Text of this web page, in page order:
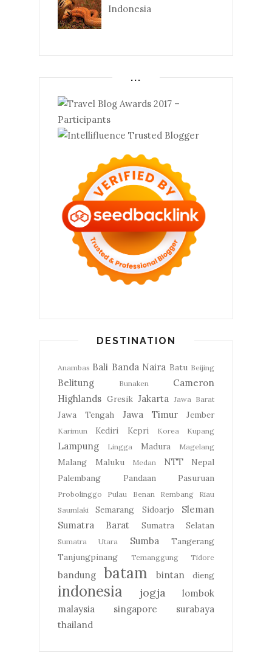
Indonesia
...
DESTINATION
Anambas Bali Banda Naira Batu Beijing
Belitung Bunaken
Cameron
Highlands Gresik Jakarta Jawa Barat
Jawa Tengah Jawa Timur Jember
Karimun Kediri Kepri Korea Kupang
Lampung Lingga Madura Magelang
Malang Maluku Medan NTT
Nepal
Palembang
Pandaan Pasuruan
Probolinggo Pulau Benan Rembang
Riau
Saumlaki
Semarang Sidoarjo
Sleman
Sumatra Barat
Sumatra Selatan
Sumatra Utara Sumba
Tangerang
Tanjungpinang
Temanggung Tidore
bandung batam bintan dieng
indonesia jogja
lombok
malaysia
singapore
surabaya
thailand